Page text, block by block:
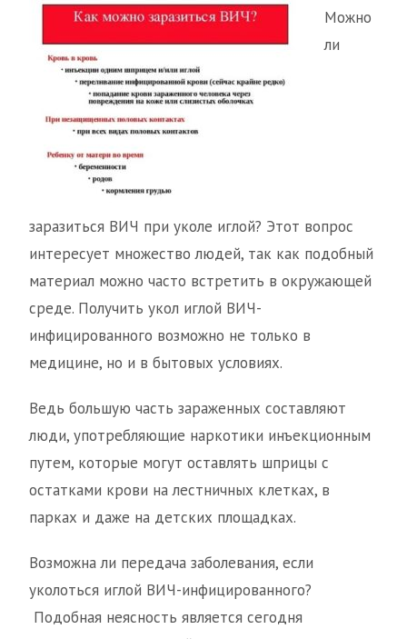
Можно
ли
заразиться ВИЧ при уколе иглой? Этот вопрос
интересует множество людей, так как подобный
материал можно часто встретить в окружающей
среде. Получить укол иглой ВИЧ-
инфицированного возможно не только в
медицине, но и в бытовых условиях.
Ведь большую часть зараженных составляют
люди, употребляющие наркотики инъекционным
путем, которые могут оставлять шприцы с
остатками крови на лестничных клетках, в
парках и даже на детских площадках.
Возможна ли передача заболевания, если
уколоться иглой ВИЧ-инфицированного?
Подобная неясность является сегодня